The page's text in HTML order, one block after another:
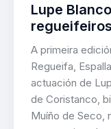
Lupe
A primeira
Regueifa,
actuación de
de Coristanco,
Muíño de Seco,